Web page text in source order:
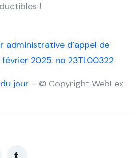
!
administrative d’appel de
2025, no 23TL00322
jour – © Copyright WebLex